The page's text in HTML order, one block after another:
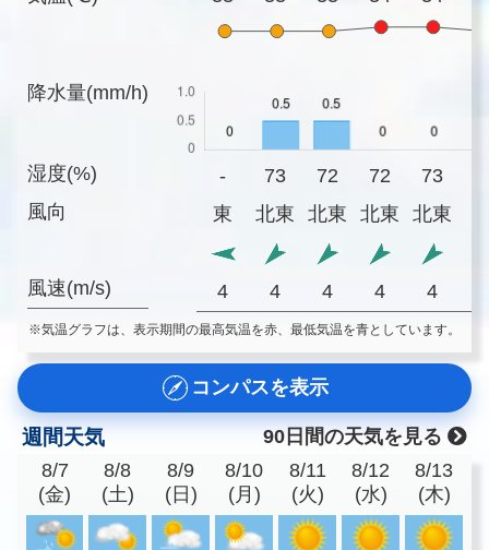
降水量(mm/h)
湿度(%)
風向
風速(m/s)
- 73 72 72 73
東
北東 北東 北東 北東
4 4 4 4 4
※気温グラフは、表示期間の最高気温を赤、最低気温を青としています。
コンパスを表示
週間天気
90日間の天気を見る
8/7
(金)
8/8
(土)
8/9
(日)
8/10
(月)
8/11
(火)
8/12
(水)
8/13
(木)